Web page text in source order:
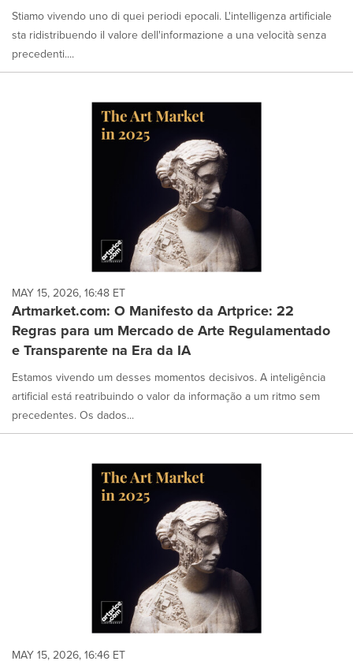
Stiamo vivendo uno di quei periodi epocali. L'intelligenza artificiale
sta ridistribuendo il valore dell'informazione a una velocità senza
precedenti....
MAY 15, 2026, 16:48 ET
Artmarket.com: O Manifesto da Artprice: 22
Regras para um Mercado de Arte Regulamentado
e Transparente na Era da IA
Estamos vivendo um desses momentos decisivos. A inteligência
artificial está reatribuindo o valor da informação a um ritmo sem
precedentes. Os dados...
MAY 15, 2026, 16:46 ET